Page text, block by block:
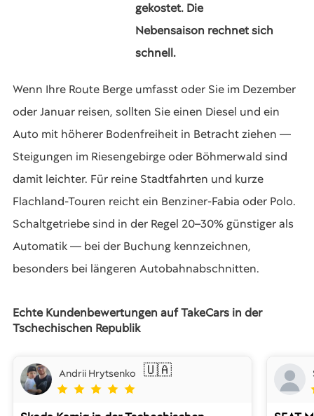
gekostet. Die
Nebensaison rechnet sich
schnell.
Wenn Ihre Route Berge umfasst oder Sie im Dezember
oder Januar reisen, sollten Sie einen Diesel und ein
Auto mit höherer Bodenfreiheit in Betracht ziehen —
Steigungen im Riesengebirge oder Böhmerwald sind
damit leichter. Für reine Stadtfahrten und kurze
Flachland-Touren reicht ein Benziner-Fabia oder Polo.
Schaltgetriebe sind in der Regel 20–30% günstiger als
Automatik — bei der Buchung kennzeichnen,
besonders bei längeren Autobahnabschnitten.
Echte Kundenbewertungen auf TakeCars in der
Tschechischen Republik
Andrii Hrytsenko 🇺🇦